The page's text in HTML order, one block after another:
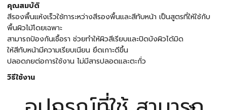
คุณสมบัติ
สีรองพื้นแห้งเร็วใช้ทาระหว่างสีรองพื้นและสีทับหน้า เป็นสูตรที่ให้ใช้กับ
พื้นผิวไม้โดยเฉพาะ
สามารถป้องกันเชื้อรา ช่วยทำให้ผิวสีเรียบและปิดบังผิวได้มิด
ให้สีทับหน้ามีความเรียบเนียน ยึดเกาะดีขึ้น
ปลอดภยต่อการใช้งาน ไม่มีสารปลอดและตะกั่ว
วิธีใช้งาน